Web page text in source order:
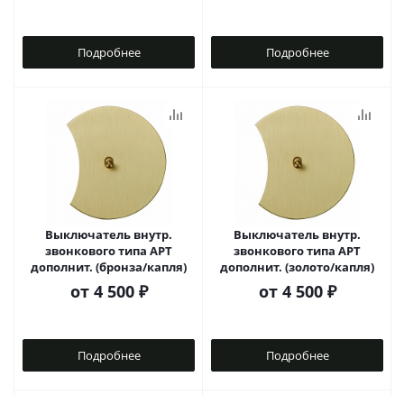
Подробнее Подробнее
Выключатель внутр.
звонкового типа АРТ
дополнит. (бронза/капля)
от 4 500 ₽
Подробнее
Выключатель внутр.
звонкового типа АРТ
дополнит. (золото/капля)
от 4 500 ₽
Подробнее